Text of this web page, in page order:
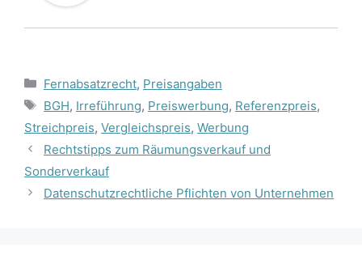
Kategorien
Fernabsatzrecht, Preisangaben
Schlagwörter
BGH, Irreführung, Preiswerbung, Referenzpreis,
Streichpreis, Vergleichspreis, Werbung
Rechtstipps zum Räumungsverkauf und
Sonderverkauf
Datenschutzrechtliche Pflichten von Unternehmen